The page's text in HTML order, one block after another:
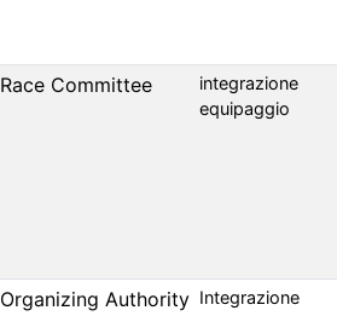
Race Committee
integrazione
equipaggio
Organizing Authority Integrazione